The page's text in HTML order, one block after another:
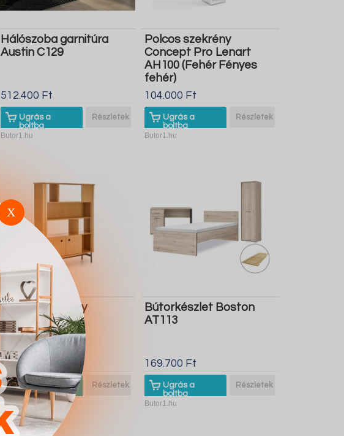
Hálószoba garnitúra
Austin C129
512.400 Ft
Ugrás a
boltba
Részletek
Butor1.hu
Polcos szekrény
Concept Pro Lenart
AH100 (Fehér Fényes
fehér)
104.000 Ft
Ugrás a
boltba
Részletek
Butor1.hu
Polcos szekrény
Houston L103
423.700 Ft
Ugrás a
boltba
Részletek
Butor1.hu
Bútorkészlet Boston
AT113
169.700 Ft
Ugrás a
boltba
Részletek
Butor1.hu
X